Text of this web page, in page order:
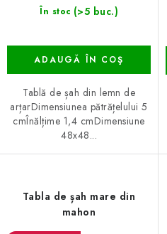
În stoc (>5 buc.)
ADAUGĂ ÎN COŞ
Tablă de șah din lemn de
arțarDimensiunea pătrățelului 5
cmÎnălțime 1,4 cmDimensiune
48x48...
Tabla de șah mare din
mahon